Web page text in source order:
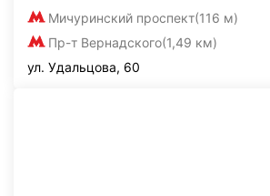
Мичуринский проспект(116 м)
Пр-т Вернадского(1,49 км)
ул. Удальцова, 60